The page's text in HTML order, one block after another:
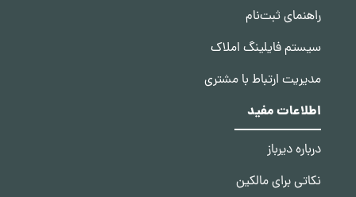
راهنمای ثبت‌نام
سیستم فایلینگ املاک
مدیریت ارتباط با مشتری
اطلاعات مفید
درباره دیرباز
نکاتی برای مالکین